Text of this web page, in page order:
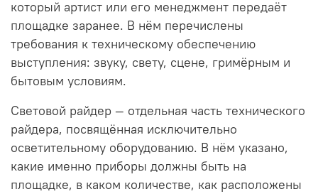
который артист или его менеджмент передаёт
площадке заранее. В нём перечислены
требования к техническому обеспечению
выступления: звуку, свету, сцене, гримёрным и
бытовым условиям.
Световой райдер — отдельная часть технического
райдера, посвящённая исключительно
осветительному оборудованию. В нём указано,
какие именно приборы должны быть на
площадке, в каком количестве, как расположены